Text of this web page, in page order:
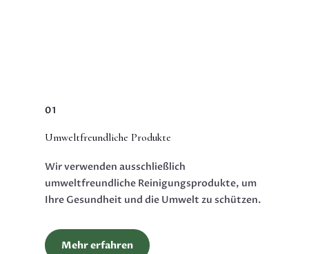
01
Umweltfreundliche Produkte
Wir verwenden ausschließlich
umweltfreundliche Reinigungsprodukte, um
Ihre Gesundheit und die Umwelt zu schützen.
Mehr erfahren